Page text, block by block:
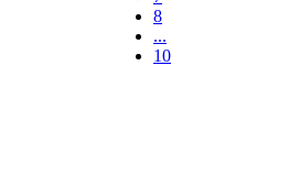
8
...
10